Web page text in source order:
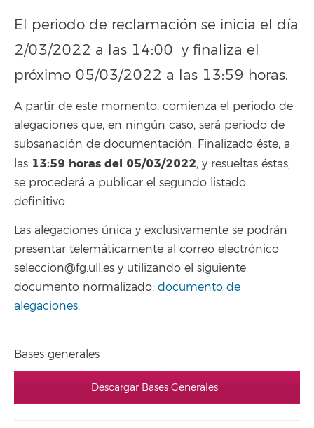
El periodo de reclamación se inicia el día
2/03/2022 a las 14:00 y finaliza el
próximo 05/03/2022 a las 13:59 horas.
A partir de este momento, comienza el periodo de
alegaciones que, en ningún caso, será periodo de
subsanación de documentación. Finalizado éste, a
las 13:59 horas del 05/03/2022, y resueltas éstas,
se procederá a publicar el segundo listado
definitivo.
Las alegaciones única y exclusivamente se podrán
presentar telemáticamente al correo electrónico
seleccion@fg.ull.es y utilizando el siguiente
documento normalizado: documento de
alegaciones.
Bases generales
Descargar Bases Generales